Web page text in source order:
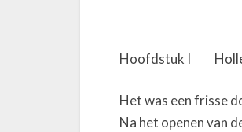
o
d
s
Hoofdstuk I
Het was een frisse
Na het openen van